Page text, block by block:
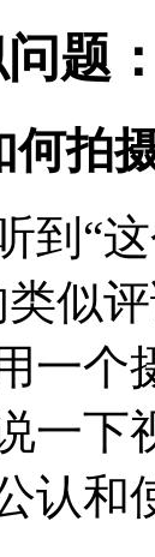
题：
何拍
到“
类似
一个
一下
认和